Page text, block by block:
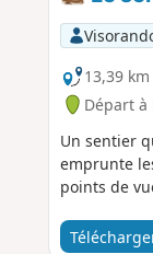
13,39 km
Départ à
Un sentier
emprunte
points de